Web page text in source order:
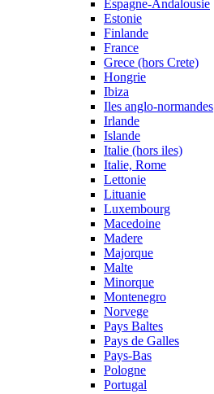
Espagne-Andalousie
Estonie
Finlande
France
Grece (hors Crete)
Hongrie
Ibiza
Iles anglo-normandes
Irlande
Islande
Italie (hors iles)
Italie, Rome
Lettonie
Lituanie
Luxembourg
Macedoine
Madere
Majorque
Malte
Minorque
Montenegro
Norvege
Pays Baltes
Pays de Galles
Pays-Bas
Pologne
Portugal